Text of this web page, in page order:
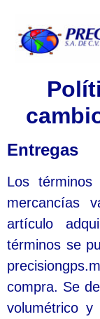
Entregas
Los
mercancías
artículo
términos se
compra. Se
volumétrico